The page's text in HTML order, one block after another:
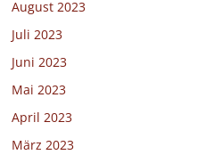
August 2023
Juli 2023
Juni 2023
Mai 2023
April 2023
März 2023